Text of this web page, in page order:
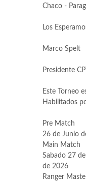
Chaco -
Los
Marco Spelt
Presidente
Este Torneo
Habilitados
Pre
26 de Junio
Sabado 27
de 2026
Ranger